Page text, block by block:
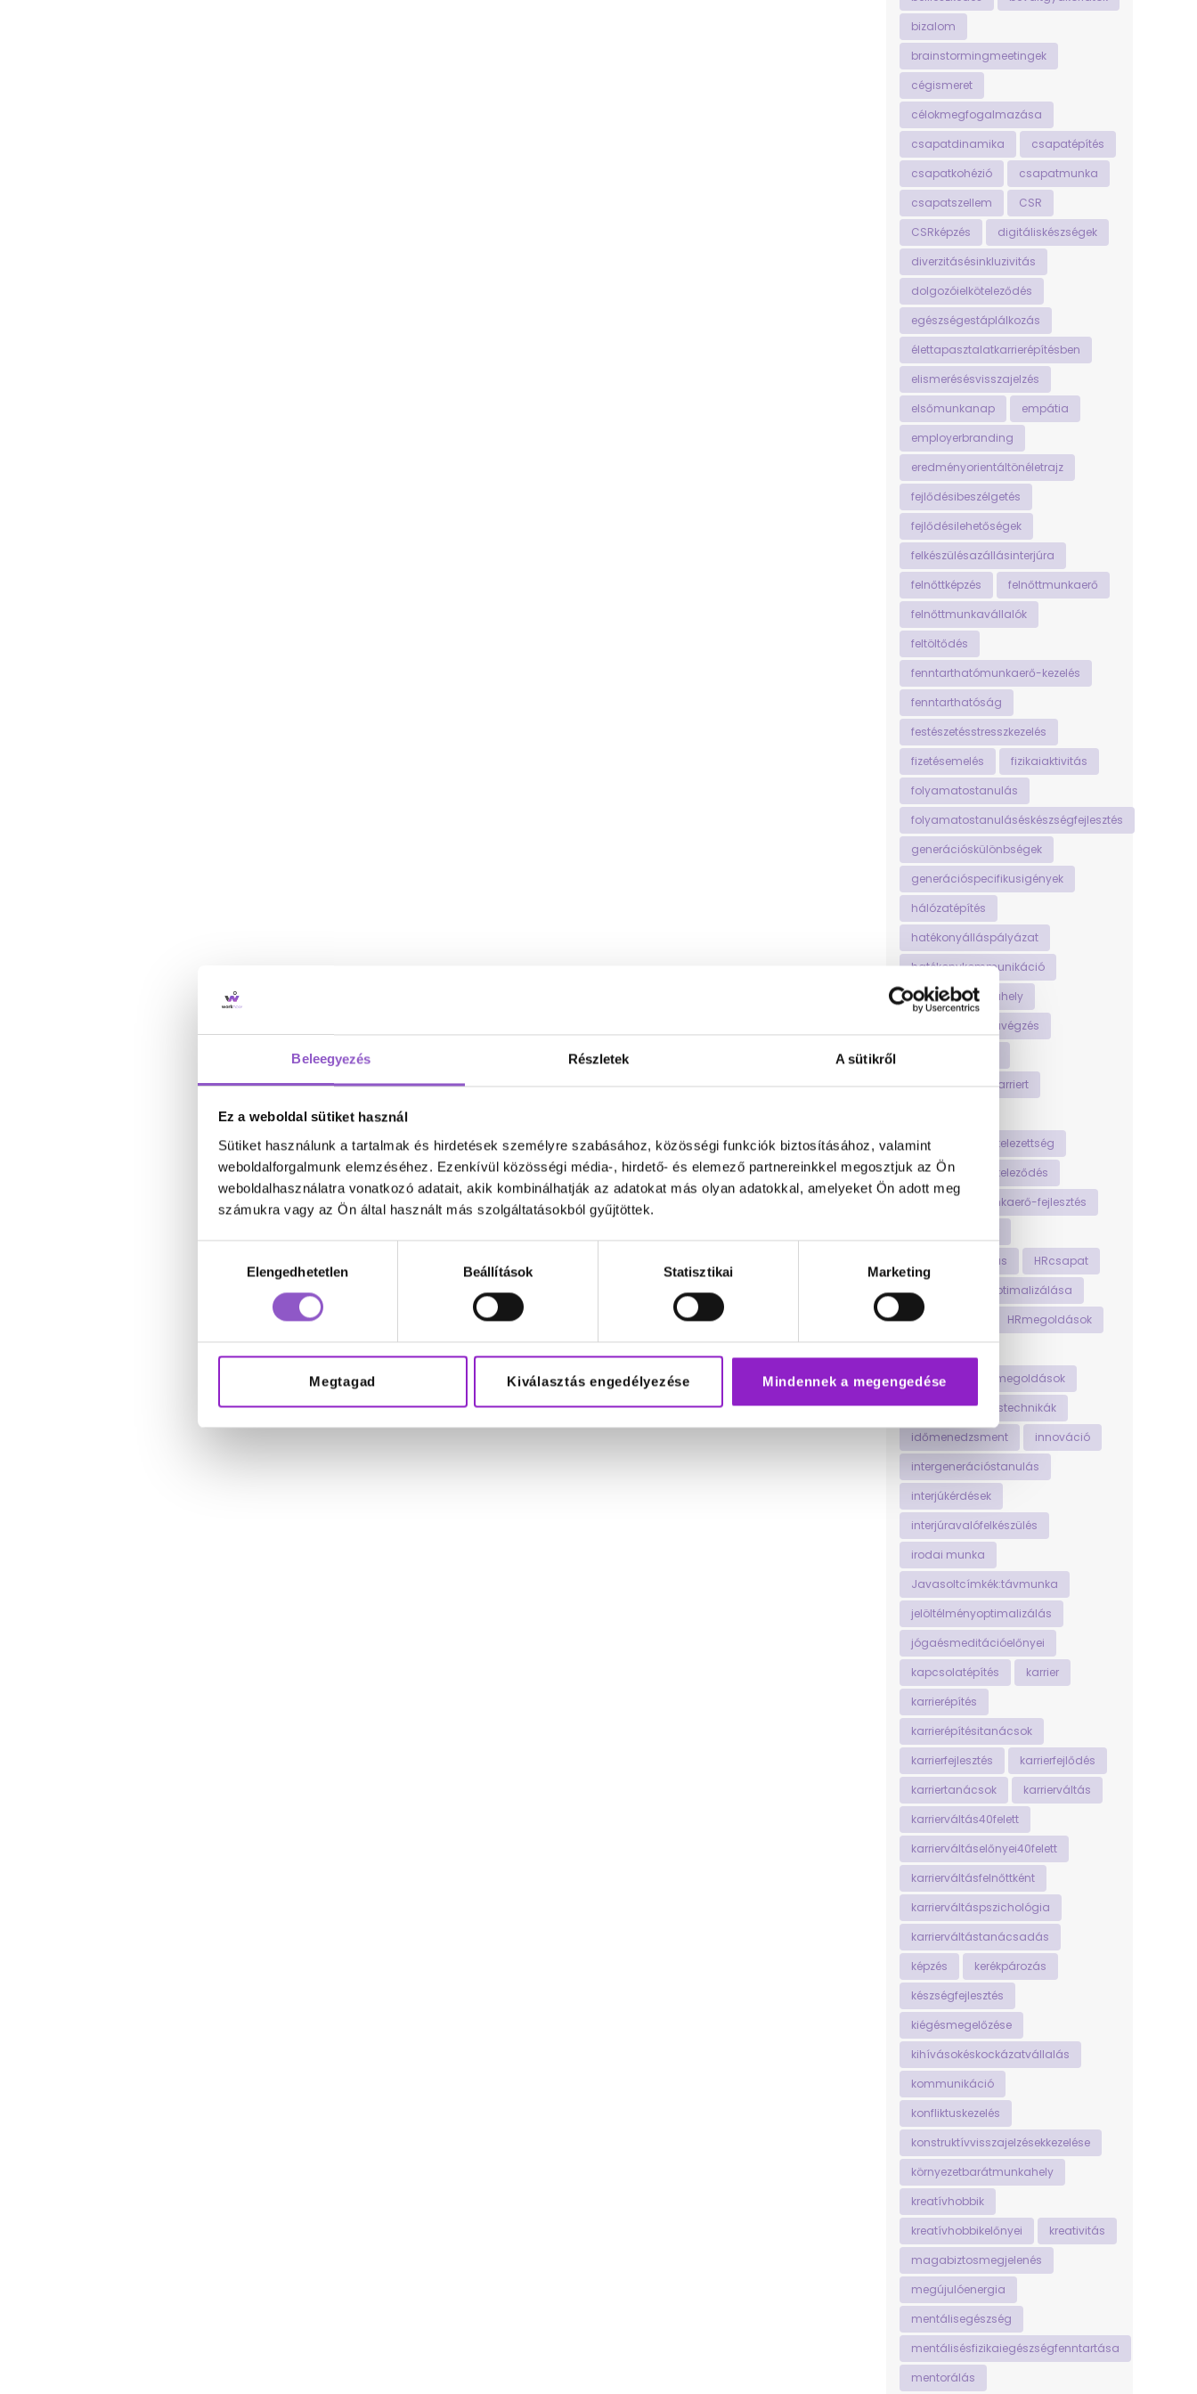
Beleegyezés Részletek A sütikről
Ez a weboldal sütiket használ
Sütiket használunk a tartalmak és hirdetések személyre szabásához, közösségi funkciók biztosításához, valamint
weboldalforgalmunk elemzéséhez. Ezenkívül közösségi média-, hirdető- és elemező partnereinkkel megosztjuk az Ön
weboldalhasználatra vonatkozó adatait, akik kombinálhatják az adatokat más olyan adatokkal, amelyeket Ön adott meg
számukra vagy az Ön által használt más szolgáltatásokból gyűjtöttek.
kiválasztásaElengedhetetlen Beállítások Statisztikai Marketing
Megtagad Kiválasztás engedélyezése Mindennek a megengedése
bizalom
brainstormingmeetingek
cégismeret
célokmegfogalmazása
csapatdinamika
csapatépítés
csapatkohézió
csapatmunka
csapatszellem
CSR
CSRképzés
digitáliskészségek
diverzitásésinkluzivitás
dolgozóielköteleződés
egészségestáplálkozás
élettapasztalatkarrierépítésben
elismerésésvisszajelzés
elsőmunkanap
empátia
employerbranding
eredményorientáltönéletrajz
fejlődésibeszélgetés
fejlődésilehetőségek
felkészülésazállásinterjúra
felnőttképzés
felnőttmunkaerő
felnőttmunkavállalók
feltöltődés
fenntarthatómunkaerő-kezelés
fenntarthatóság
festészetésstresszkezelés
fizetésemelés
fizikaiaktivitás
folyamatostanulás
folyamatostanuláséskészségfejlesztés
generációskülönbségek
generációspecifikusigények
hálózatépítés
hatékonyálláspályázat
hatékonykommunikáció
hatékonymunkahely
hatékonymunkavégzés
hogyankezdjújkarriert
hosszútávúelkötelezettség
hosszútávúelköteleződés
hosszútávúmunkaerő-fejlesztés
HRautomatizálás
HRcsapat
HRfolyamatokoptimalizálása
HRinnováció
HRmegoldások
HRtechnológiaimegoldások
időgazdálkodástechnikák
időmenedzsment
innováció
intergenerációstanulás
interjúkérdések
interjúravalófelkészülés
irodai munka
Javasoltcímkék:távmunka
jelöltélményoptimalizálás
jógaésmeditációelőnyei
kapcsolatépítés
karrier
karrierépítés
karrierépítésitanácsok
karrierfejlesztés
karrierfejlődés
karriertanácsok
karrierváltás
karrierváltás40felett
karrierváltáselőnyei40felett
karrierváltásfelnőttként
karrierváltáspszichológia
karrierváltástanácsadás
képzés
kerékpározás
készségfejlesztés
kiégésmegelőzése
kihívásokéskockázatvállalás
kommunikáció
konfliktuskezelés
konstruktívvisszajelzésekkezelése
környezetbarátmunkahely
kreatívhobbik
kreatívhobbikelőnyei
kreativitás
magabiztosmegjelenés
megújulóenergia
mentálisegészség
mentálisésfizikaiegészségfenntartása
mentorálás